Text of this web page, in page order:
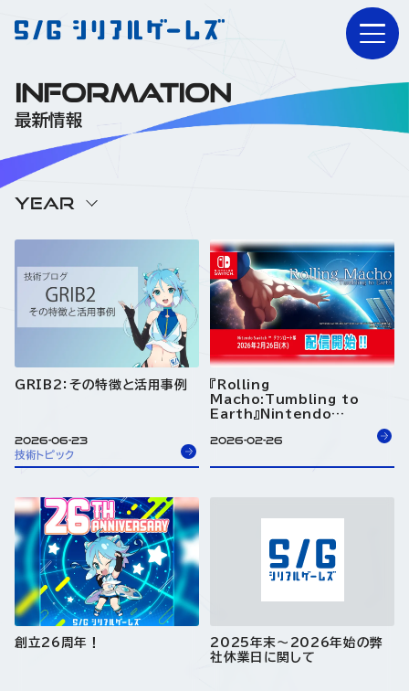
INFORMATION
最新情報
YEAR
GRIB2：その特徴と活用事例
2026-06-23
技術トピック
『Rolling
Macho:Tumbling to
Earth』Nintendo
2026-02-26
創立26周年！
2025年末～2026年始の弊
社休業日に関して